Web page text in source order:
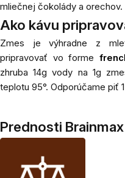
mliečnej čokolády a orechov.
Ako kávu
Zmes je výhradne z
pripravovať vo forme
zhruba 14g vody na 1g
teplotu 95°. Odporúčame piť
Prednosti